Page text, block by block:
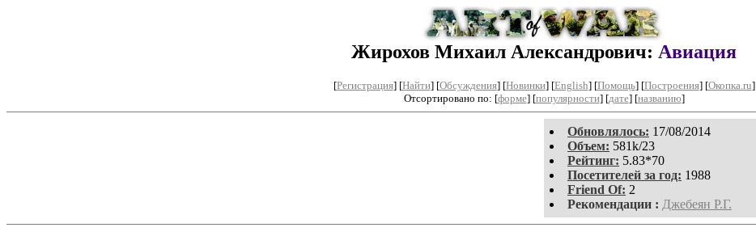
Жирохов Михаил Александрович: Авиация
[Регистрация] [Найти] [Обсуждения] [Новинки] [English] [Помощь] [Построения] [Окопка.ru]
Отсортировано по: [форме] [популярности] [дате] [названию]
Обновлялось: 17/08/2014
Объем: 581k/23
Рейтинг: 5.83*70
Посетителей за год: 1988
Friend Of: 2
Рекомендации : Джебеян Р.Г.